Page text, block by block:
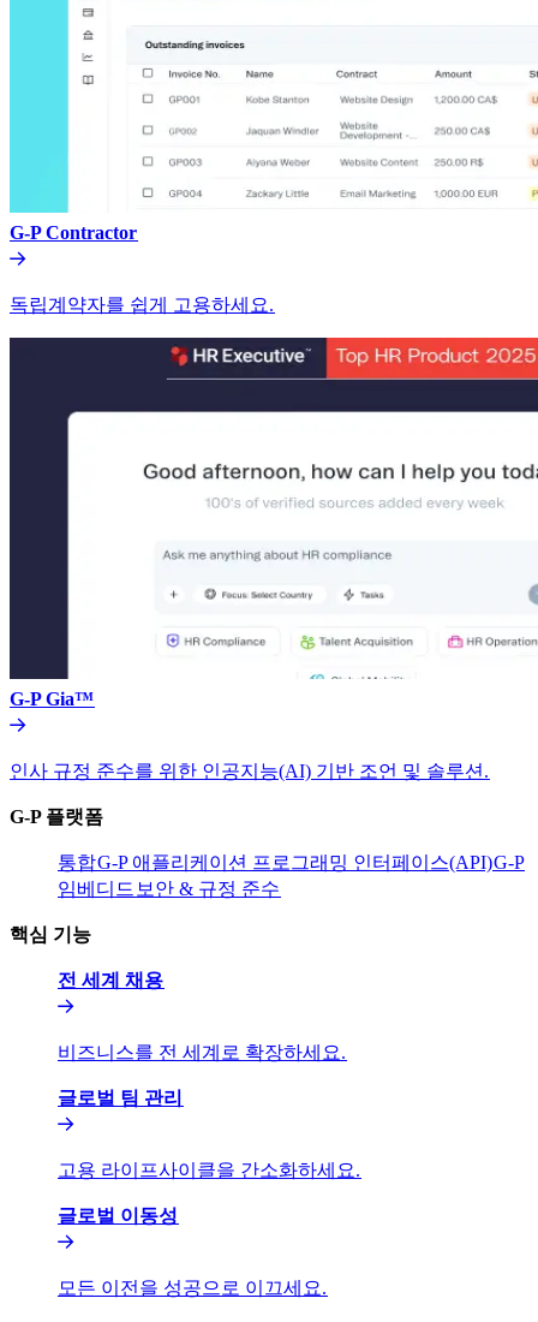
G-P Contractor​​
독립계약자를 쉽게 고용하세요.​​
G-P Gia™​​
인사 규정 준수를 위한 인공지능(AI) 기반 조언 및 솔루션.​​
G-P 플랫폼​​
통합​​G-P 애플리케이션 프로그래밍 인터페이스(API)​​G-P
임베디드​​ 보안 & 규정 준수​​
핵심 기능​​
전 세계 채용​​
비즈니스를 전 세계로 확장하세요.​​
글로벌 팀 관리​​
고용 라이프사이클을 간소화하세요.​​
글로벌 이동성​​
모든 이전을 성공으로 이끄세요.​​